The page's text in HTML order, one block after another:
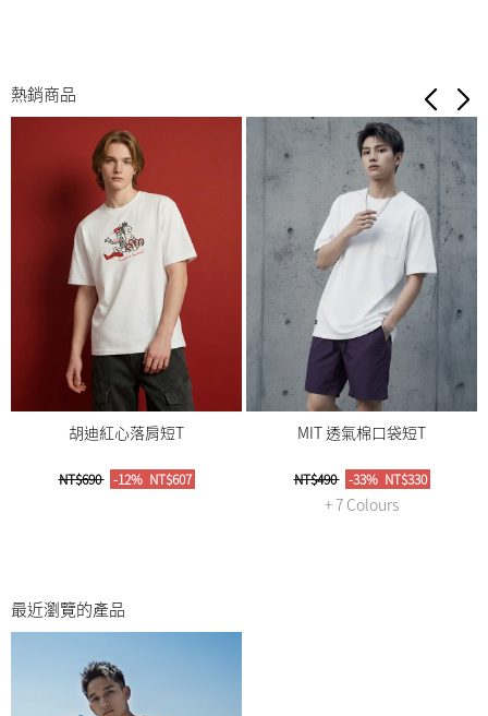
熱銷商品
胡迪紅心落肩短T
NT$690 -12% NT$607
MIT 透氣棉口袋短T
NT$490 -33% NT$330
+ 7 Colours
最近瀏覽的產品